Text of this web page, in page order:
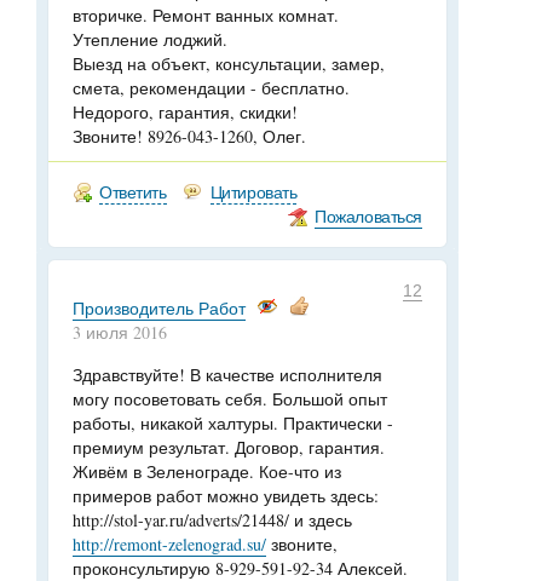
вторичке. Ремонт ванных комнат.
Утепление лоджий.
Выезд на объект, консультации, замер,
смета, рекомендации - бесплатно.
Недорого, гарантия, скидки!
Звоните! 8926-043-1260, Олег.
Ответить
Цитировать
Пожаловаться
12
Производитель Работ
3 июля 2016
Здравствуйте! В качестве исполнителя
могу посоветовать себя. Большой опыт
работы, никакой халтуры. Практически -
премиум результат. Договор, гарантия.
Живём в Зеленограде. Кое-что из
примеров работ можно увидеть здесь:
http://stol-yar.ru/adverts/21448/ и здесь
http://remont-zelenograd.su/ звоните,
проконсультирую 8-929-591-92-34 Алексей.